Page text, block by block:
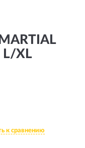
L/XL
к сравнению